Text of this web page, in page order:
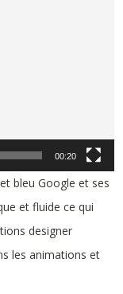
00:20
bleu Google et ses
et fluide ce qui
designer
les animations et